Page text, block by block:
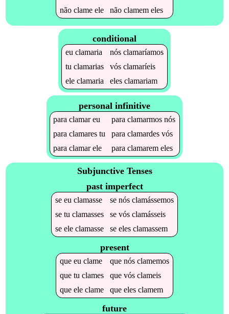
não clameele não clamemeles
conditional
eu clamaria nós clamaríamos
tu clamarias vós clamaríeis
ele clamaria eles clamariam
personal infinitive
paraclamareu paraclamarmos nós
paraclamares tu paraclamardes vós
paraclamarele paraclamarem eles
Subjunctive Tenses
past imperfect
se eu clamasse se nós clamássemos
se tu clamasses se vós clamásseis
se ele clamasse se eles clamassem
present
que eu clame que nós clamemos
que tu clames que vós clameis
que ele clame que eles clamem
future